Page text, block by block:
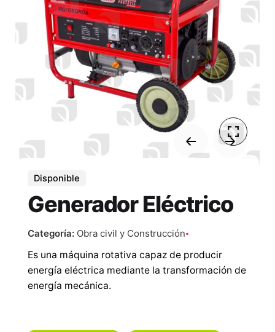
Disponible
Generador Eléctrico
Categoría: Obra civil y Construcción
Es una máquina rotativa capaz de producir
energía eléctrica mediante la transformación de
energía mecánica.